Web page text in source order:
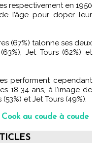
respectivement en 1950
l’âge pour doper leur
(67%) talonne ses deux
Jet Tours (62%) et
performent cependant
18-34 ans, à l’image de
et Jet Tours (49%).
au coude à coude